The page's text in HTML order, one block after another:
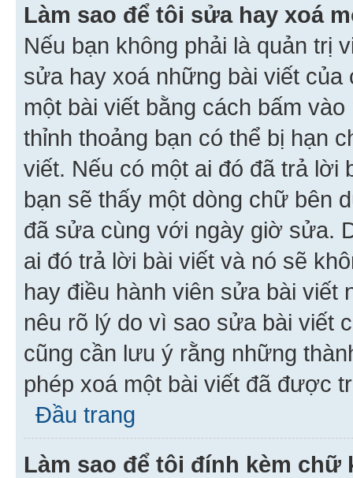
Làm sao để tôi sửa hay xoá
Nếu bạn không phải là quản trị
sửa hay xoá những bài viết
một bài viết bằng cách bấm
thỉnh thoảng bạn có thể bị hạn
viết. Nếu có một ai đó đã trả lời
bạn sẽ thấy một dòng chữ bên
đã sửa cùng với ngày giờ sửa.
ai đó trả lời bài viết và nó sẽ
hay điều hành viên sửa bài viết
nêu rõ lý do vì sao sửa bài viết
cũng cần lưu ý rằng những
phép xoá một bài viết đã được
Đầu trang
Làm sao để tôi đính kèm chữ